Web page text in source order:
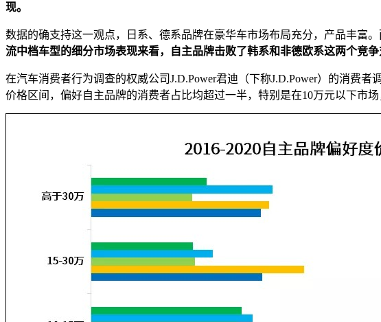
现。
数据的确支持这一观点，日系、德系品牌在豪华车市场布局充分，产品丰富
流中档车型的细分市场表现来看，自主品牌击败了韩系和非德欧系这两个竞争
在汽车消费者行为调查的权威公司J.D.Power君迪（下称J.D.Power）的消费
价格区间，偏好自主品牌的消费者占比均超过一半，特别是在10万元以下市场